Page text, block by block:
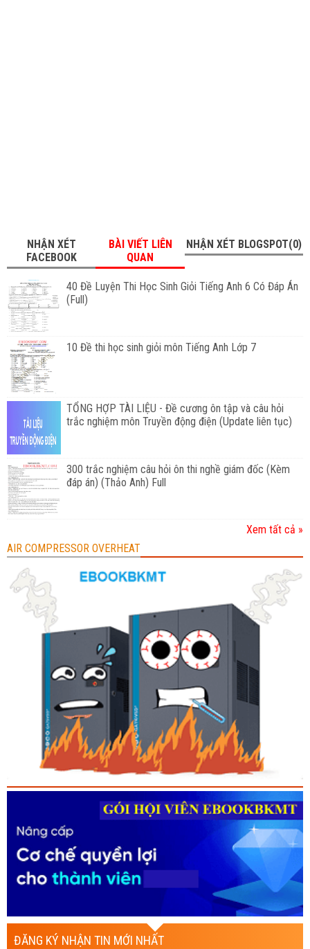
NHẬN XÉT
FACEBOOK
BÀI VIẾT LIÊN
QUAN
NHẬN XÉT BLOGSPOT(0)
40 Đề Luyện Thi Học Sinh Giỏi Tiếng Anh 6 Có Đáp Án
(Full)
10 Đề thi học sinh giỏi môn Tiếng Anh Lớp 7
TỔNG HỢP TÀI LIỆU - Đề cương ôn tập và câu hỏi
trắc nghiệm môn Truyền động điện (Update liên tục)
300 trắc nghiệm câu hỏi ôn thi nghề giám đốc (Kèm
đáp án) (Thảo Anh) Full
Xem tất cả »
AIR COMPRESSOR OVERHEAT
ĐĂNG KÝ NHẬN TIN MỚI NHẤT